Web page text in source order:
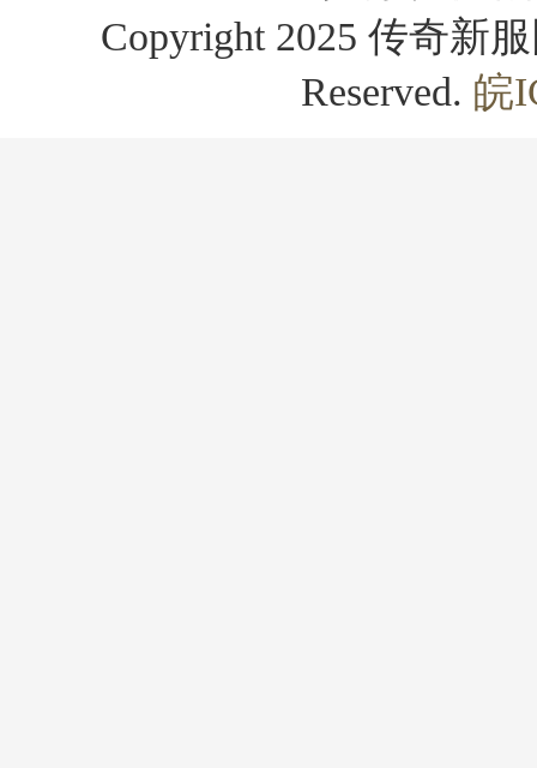
Copyright 2025 传奇新
Reserved. 皖